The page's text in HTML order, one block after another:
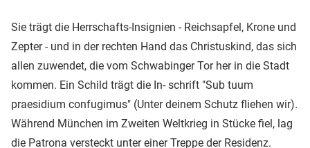
Sie trägt die Herrschafts-Insignien - Reichsapfel, Krone und
Zepter - und in der rechten Hand das Christuskind, das sich
allen zuwendet, die vom Schwabinger Tor her in die Stadt
kommen. Ein Schild trägt die In- schrift "Sub tuum
praesidium confugimus" (Unter deinem Schutz fliehen wir).
Während München im Zweiten Weltkrieg in Stücke fiel, lag
die Patrona versteckt unter einer Treppe der Residenz.